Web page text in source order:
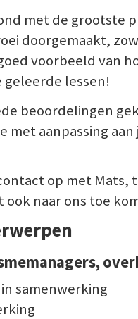
met de grootste
doorgemaakt,
voorbeeld van
geleerde lessen!
beoordelingen
met aanpassing
op met Mats,
naar ons toe
samenwerking